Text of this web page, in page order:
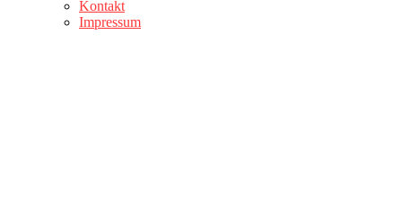
Kontakt
Impressum